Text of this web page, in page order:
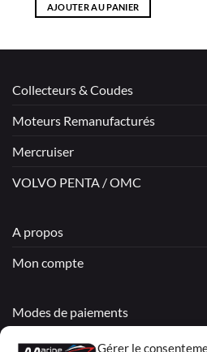
Gérer le
AJOUTER AU PANIER
Collecteurs & Coudes
Moteurs Remanufacturés
Mercruiser
VOLVO PENTA / OMC
A propos
Mon compte
Modes de paiements
Livraisons & Retours